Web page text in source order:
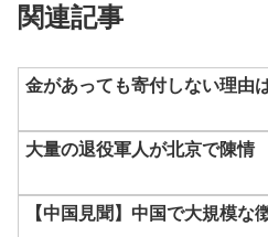
関連記事
金があっても寄付しない理由
大量の退役軍人が北京で陳情
【中国見聞】中国で大規模